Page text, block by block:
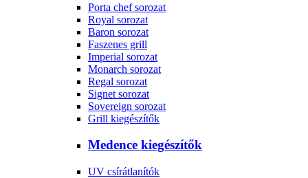
Porta chef sorozat
Royal sorozat
Baron sorozat
Faszenes grill
Imperial sorozat
Monarch sorozat
Regal sorozat
Signet sorozat
Sovereign sorozat
Grill kiegészítők
Medence kiegészítők
UV csírátlanítók